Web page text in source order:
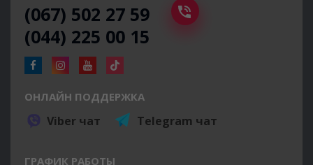
(067) 502 27 59
(044) 225 00 15
ОНЛАЙН ПОДДЕРЖКА
Viber чат Telegram чат
ГРАФИК РАБОТЫ